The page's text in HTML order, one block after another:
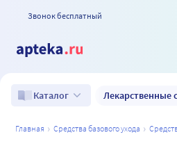
Звонок бесплатный
Каталог Лекарственные
главная средства базового ухода